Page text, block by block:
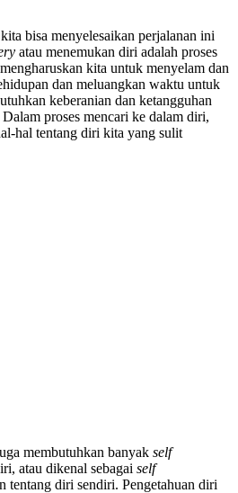
bisa menyelesaikan perjalanan ini
atau menemukan diri adalah proses
kita untuk menyelam dan
dan meluangkan waktu untuk
keberanian dan ketangguhan
proses mencari ke dalam diri,
hal tentang diri kita yang sulit
membutuhkan banyak self
atau dikenal sebagai self
tentang diri sendiri. Pengetahuan diri